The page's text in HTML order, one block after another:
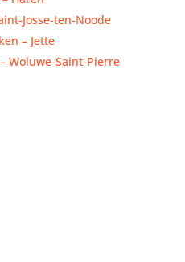
Josse-ten-Noode
– Jette
Woluwe-Saint-Pierre